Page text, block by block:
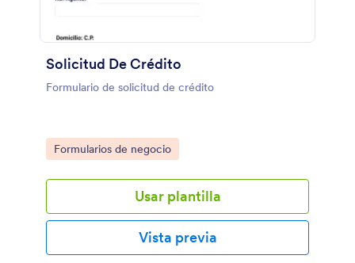
Solicitud De Crédito
Formulario de solicitud de crédito
Go to Category:
Formularios de negocio
Usar plantilla
Vista previa